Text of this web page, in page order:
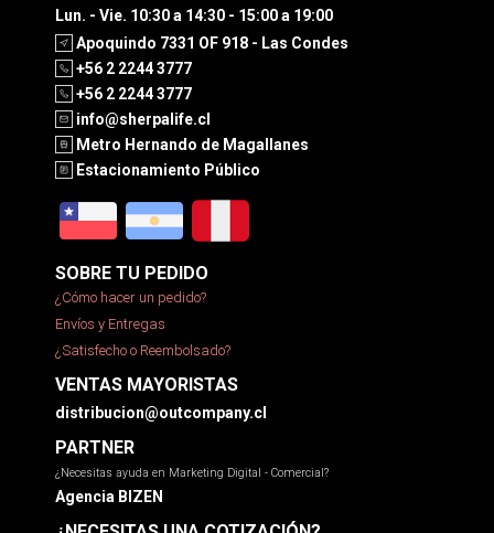
Lun. - Vie. 10:30 a 14:30 - 15:00 a 19:00
Apoquindo 7331 OF 918 - Las Condes
+56 2 2244 3777
+56 2 2244 3777
info@sherpalife.cl
Metro Hernando de Magallanes
Estacionamiento Público
SOBRE TU PEDIDO
¿Cómo hacer un pedido?
Envíos y Entregas
¿Satisfecho o Reembolsado?
VENTAS MAYORISTAS
distribucion@outcompany.cl
PARTNER
¿Necesitas ayuda en Marketing Digital - Comercial?
Agencia BIZEN